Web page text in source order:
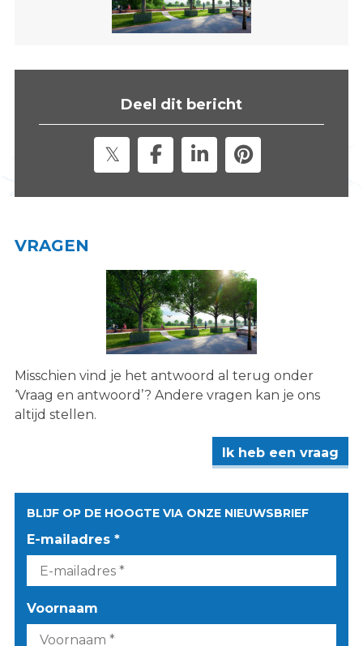
e
Deel dit bericht
VRAGEN
Misschien vind je het antwoord al terug onder
‘Vraag en antwoord’? Andere vragen kan je ons
altijd stellen.
Ik heb een vraag
BLIJF OP DE HOOGTE VIA ONZE NIEUWSBRIEF
E-mailadres *
Voornaam